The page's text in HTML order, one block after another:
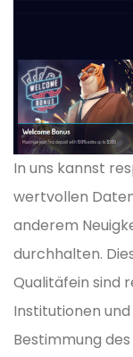
In uns kannst
wertvollen
anderem
durchhalten.
Qualitäfein sind
Institutionen
Bestimmung